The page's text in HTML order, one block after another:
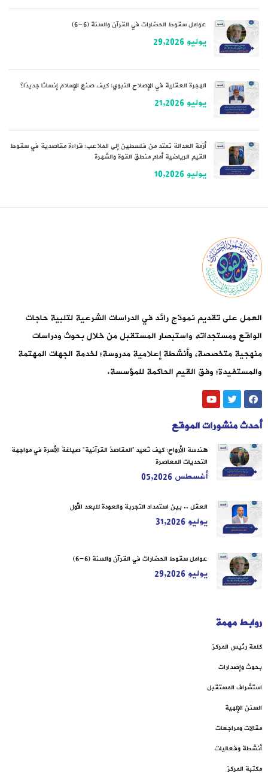
عوامل سقوط الحضارات في القرآن والسنة (6-6)
يوليو 29,2026
الهجرة العقلية في الإصلاح النبوي: كيف صنع الإسلام إنسانًا جديدًا؟
يوليو 21,2026
أزمة العدالة تمتد من فلسطين إلى الملاعب: قراءة مقاصدية في سقوط
القيم الرياضية أمام منطق القوة والشهرة
يوليو 10,2026
العمل على تقديم نموذج رائد في الدراسات الشرعية لتلبية حاجات
الواقع ومستجداته واستبصار المستقبل من خلال بحوث ودراسات
منهجية متخصصة، وأنشطة إعلامية مدروسة؛ لخدمة الجهات المهتمة
والمستفيدة؛ وفق القيم الحاكمة للمؤسسة.
أحدث منشورات الموقع
هندسة الأرواح: كيف تُعيد “المقاصدُ القرآنية” صياغةَ الأسرة في مواجهة
التحديات المعاصرة
أغسطس 05,2026
العقل .. بين استمداد التجربة والعودة للبعد الأول
يوليو 31,2026
عوامل سقوط الحضارات في القرآن والسنة (6-6)
يوليو 29,2026
روابط مهمة
كلمة رئيس المركز
بحوث وإصدارات
استشراف المستقبل
السنن الإلهية
مقالات ومراجعات
أنشطة وفعاليات
مكتبة المركز